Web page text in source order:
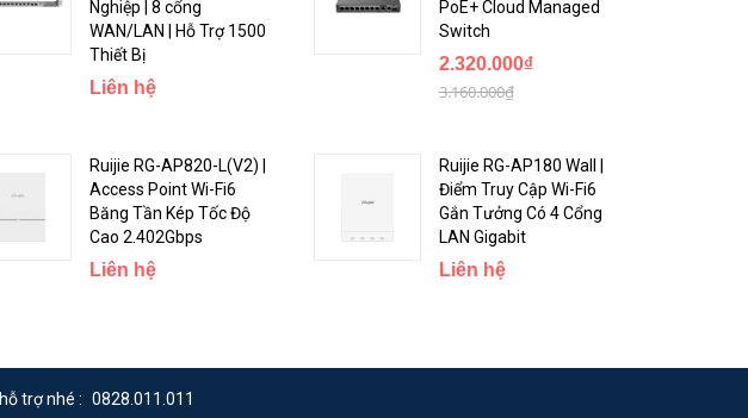
chóng, cải thiện khả năng chịu lỗi,
E hỗ trợ đầy đủ OpenFlow
dễ dàng. Nâng cấp trơn tru toàn
Nghiệp | 8 cổng
WAN/LAN | Hỗ Trợ 1500
Thiết Bị
Liên hệ
PoE+ Cloud Managed
Switch
2.320.000₫
3.160.000₫
Ruijie RG-AP820-L(V2) |
Access Point Wi-Fi6
Băng Tần Kép Tốc Độ
Cao 2.402Gbps
Liên hệ
Ruijie RG-AP180 Wall |
Điểm Truy Cập Wi-Fi6
Gắn Tưởng Có 4 Cổng
LAN Gigabit
Liên hệ
trợ nhé : 0828.011.011